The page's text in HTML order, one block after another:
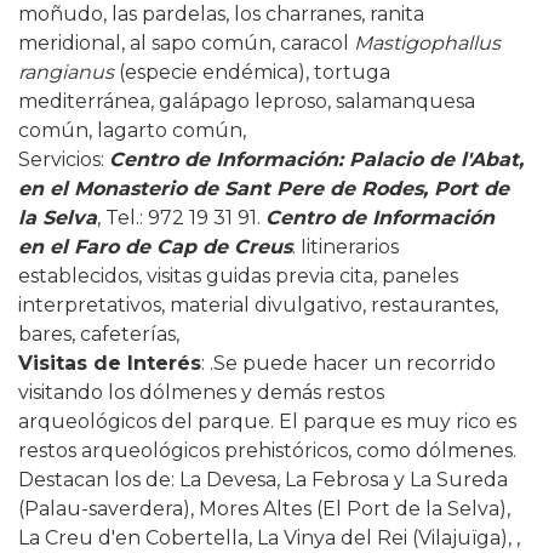
moñudo, las pardelas, los charranes, ranita
meridional, al sapo común, caracol
Mastigophallus
rangianus(especie endémica), tortuga
mediterránea, galápago leproso, salamanquesa
común, lagarto común,
Servicios: Centro de Información: Palacio de l'Abat,
en el Monasterio de Sant Pere de Rodes, Port de
la Selva, Tel.: 972 19 31 91. Centro de Información
en el Faro de Cap de Creus. Iitinerarios
establecidos, visitas guidas previa cita, paneles
interpretativos, material divulgativo, restaurantes,
bares, cafeterías,
Visitas de Interés: .Se puede hacer un recorrido
visitando los dólmenes y demás restos
arqueológicos del parque. El parque es muy rico es
restos arqueológicos prehistóricos, como dólmenes.
Destacan los de: La Devesa, La Febrosa y La Sureda
(Palau-saverdera), Mores Altes (El Port de la Selva),
La Creu d'en Cobertella, La Vinya del Rei (Vilajuïga), ,